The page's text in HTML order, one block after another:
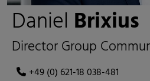
Daniel Brixius
Director Group
+49 (0) 621-18 038-481